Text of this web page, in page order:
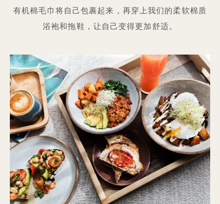
有机棉毛巾将自己包裹起来，再穿上我们的柔软棉质
浴袍和拖鞋，让自己变得更加舒适。